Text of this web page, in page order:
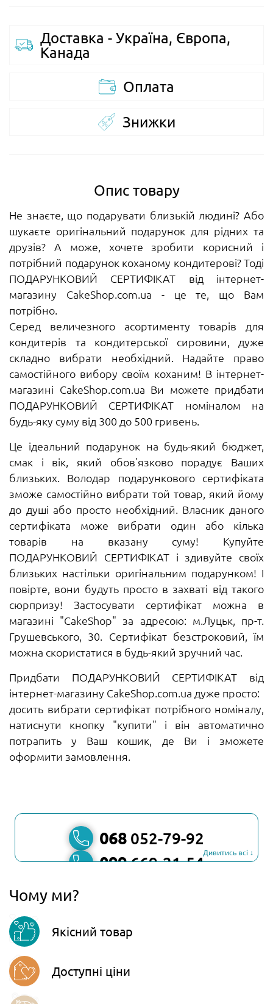
Доставка - Україна, Європа,
Канада
Оплата
Знижки
Опис товару
Не знаєте, що подарувати близькій людині? Або
шукаєте оригінальний подарунок для рідних та
друзів? А може, хочете зробити корисний і
потрібний подарунок коханому кондитерові? Тоді
ПОДАРУНКОВИЙ СЕРТИФІКАТ від інтернет-
магазину CakeShop.com.ua - це те, що Вам
потрібно.
Серед величезного асортименту товарів для
кондитерів та кондитерської сировини, дуже
складно вибрати необхідний. Надайте право
самостійного вибору своїм коханим! В інтернет-
магазині CakeShop.com.ua Ви можете придбати
ПОДАРУНКОВИЙ СЕРТИФІКАТ номіналом на
будь-яку суму від 300 до 500 гривень.
Це ідеальний подарунок на будь-який бюджет,
смак і вік, який обов'язково порадує Ваших
близьких. Володар подарункового сертифіката
зможе самостійно вибрати той товар, який йому
до душі або просто необхідний. Власник даного
сертифіката може вибрати один або кілька
товарів на вказану суму! Купуйте
ПОДАРУНКОВИЙ СЕРТИФІКАТ і здивуйте своїх
близьких настільки оригінальним подарунком! І
повірте, вони будуть просто в захваті від такого
сюрпризу! Застосувати сертифікат можна в
магазині "CakeShop" за адресою: м.Луцьк, пр-т.
Грушевського, 30. Сертифікат безстроковий, їм
можна скористатися в будь-який зручний час.
Придбати ПОДАРУНКОВИЙ СЕРТИФІКАТ від
інтернет-магазину CakeShop.com.ua дуже просто:
досить вибрати сертифікат потрібного номіналу,
натиснути кнопку "купити" і він автоматично
потрапить у Ваш кошик, де Ви і зможете
оформити замовлення.
068 052-79-92
099669-21-54
Telegram
Дивитись всі ↓
Чому ми?
Якісний товар
Доступні ціни